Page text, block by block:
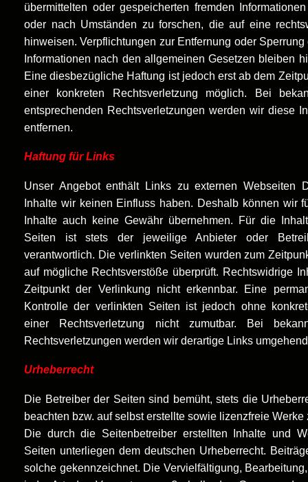
übermittelten oder gespeicherten fremden
oder nach Umständen zu forschen, die auf eine
hinweisen. Verpflichtungen zur Entfernung oder
Informationen nach den allgemeinen Gesetzen bleiben
Eine diesbezügliche Haftung ist jedoch erst ab dem
einer konkreten Rechtsverletzung möglich. Bei
entsprechenden Rechtsverletzungen werden wir diese
entfernen.
Haftung für Links
Unser Angebot enthält Links zu externen Webseiten
Inhalte wir keinen Einfluss haben. Deshalb können wir
Inhalte auch keine Gewähr übernehmen. Für die
Seiten ist stets der jeweilige Anbieter oder
verantwortlich. Die verlinkten Seiten wurden zum
auf mögliche Rechtsverstöße überprüft. Rechtswidrige
Zeitpunkt der Verlinkung nicht erkennbar. Eine
Kontrolle der verlinkten Seiten ist jedoch ohne
einer Rechtsverletzung nicht zumutbar. Bei
Rechtsverletzungen werden wir derartige Links
Urheberrecht
Die Betreiber der Seiten sind bemüht, stets die
beachten bzw. auf selbst erstellte sowie lizenzfreie Werke
Die durch die Seitenbetreiber erstellten Inhalte und
Seiten unterliegen dem deutschen Urheberrecht.
solche gekennzeichnet. Die Vervielfältigung,